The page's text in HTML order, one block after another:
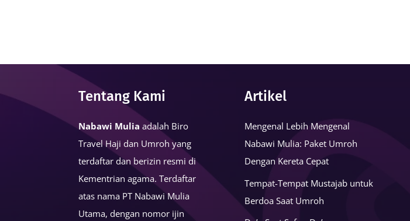
Tentang Kami
Nabawi Mulia adalah Biro
Travel Haji dan Umroh yang
terdaftar dan berizin resmi di
Kementrian agama. Terdaftar
atas nama PT Nabawi Mulia
Utama, dengan nomor ijin
Artikel
Mengenal Lebih Mengenal
Nabawi Mulia: Paket Umroh
Dengan Kereta Cepat
Tempat-Tempat Mustajab untuk
Berdoa Saat Umroh